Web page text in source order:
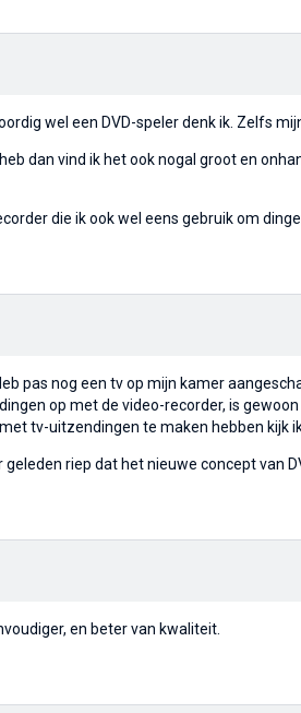
wel een DVD-speler denk ik. Zelfs
dan vind ik het ook nogal groot en
die ik ook wel eens gebruik om
pas nog een tv op mijn kamer
op met de video-recorder, is
tv-uitzendingen te maken hebben kijk ik
geleden riep dat het nieuwe concept van
en beter van kwaliteit.